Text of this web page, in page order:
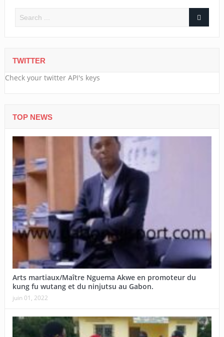
TWITTER
Check your twitter API's keys
TOP NEWS
Arts martiaux/Maître Nguema Akwe en promoteur du
kung fu wutang et du ninjutsu au Gabon.
juin 01, 2022